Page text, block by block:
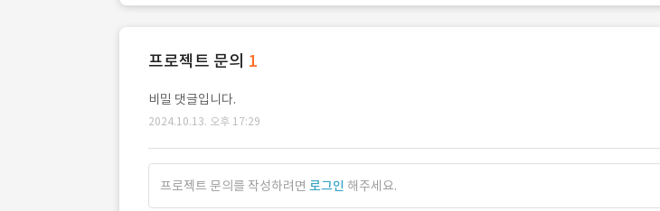
프로젝트 문의 1
비밀 댓글입니다.
2024.10.13. 오후 17:29
프로젝트 문의를 작성하려면 로그인 해주세요.